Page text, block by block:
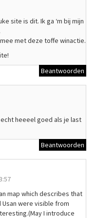
site is dit. Ik ga ‘m bij mijn
met deze toffe winactie.
Beantwoorden
heeeel goed als je last
Beantwoorden
map which describes that
were visible from
I introduce